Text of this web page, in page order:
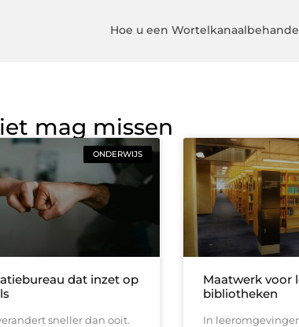
Hoe u een
mag missen
ONDERWIJS
dat inzet op
sneller dan ooit.
Maatwerk voor
bibliotheken
In